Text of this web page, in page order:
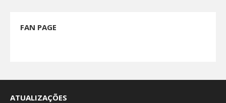
FAN PAGE
ATUALIZAÇÕES